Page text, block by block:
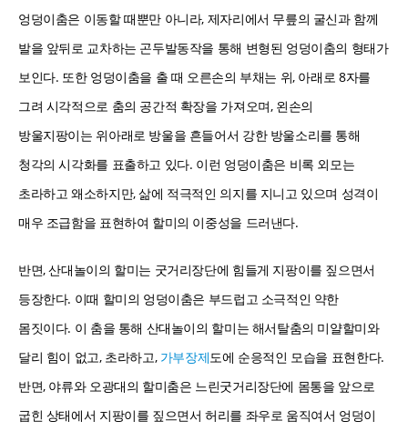
엉덩이춤은 이동할 때뿐만 아니라, 제자리에서 무릎의 굴신과 함께
발을 앞뒤로 교차하는 곤두발동작을 통해 변형된 엉덩이춤의 형태가
보인다. 또한 엉덩이춤을 출 때 오른손의 부채는 위, 아래로 8자를
그려 시각적으로 춤의 공간적 확장을 가져오며, 왼손의
방울지팡이는 위아래로 방울을 흔들어서 강한 방울소리를 통해
청각의 시각화를 표출하고 있다. 이런 엉덩이춤은 비록 외모는
초라하고 왜소하지만, 삶에 적극적인 의지를 지니고 있으며 성격이
매우 조급함을 표현하여 할미의 이중성을 드러낸다.
반면, 산대놀이의 할미는 굿거리장단에 힘들게 지팡이를 짚으면서
등장한다. 이때 할미의 엉덩이춤은 부드럽고 소극적인 약한
몸짓이다. 이 춤을 통해 산대놀이의 할미는 해서탈춤의 미얄할미와
달리 힘이 없고, 초라하고, 가부장제도에 순응적인 모습을 표현한다.
반면, 야류와 오광대의 할미춤은 느린굿거리장단에 몸통을 앞으로
굽힌 상태에서 지팡이를 짚으면서 허리를 좌우로 움직여서 엉덩이